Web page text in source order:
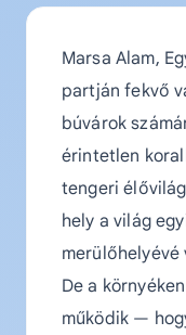
Marsa Alam,
partján fekvő
búvárok
érintetlen
tengeri
hely a világ
merülőhelyévé
De a
működik —